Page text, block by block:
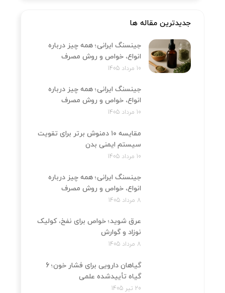
جدیدترین مقاله ها
جینسنگ ایرانی؛ همه چیز درباره
انواع، خواص و روش مصرف
10 مرداد 1405
جینسنگ ایرانی؛ همه چیز درباره
انواع، خواص و روش مصرف
10 مرداد 1405
مقایسه ۱۰ دمنوش برتر برای تقویت
سیستم ایمنی بدن
10 مرداد 1405
جینسنگ ایرانی؛ همه چیز درباره
انواع، خواص و روش مصرف
8 مرداد 1405
عرق شوید؛ خواص برای نفخ، کولیک
نوزاد و گوارش
8 مرداد 1405
گیاهان دارویی برای فشار خون؛ 6
گیاه تأییدشده علمی
20 تیر 1405